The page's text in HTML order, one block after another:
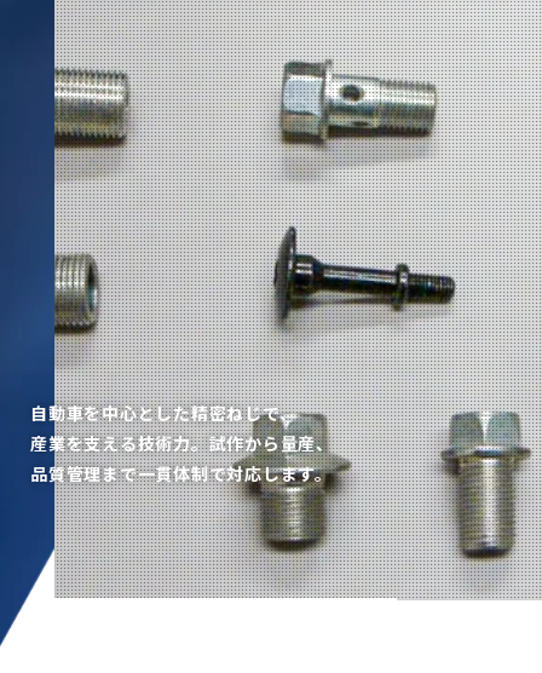
自動車を中心とした精密ねじで、
産業を支える技術力。試作から量産、
品質管理まで一貫体制で対応します。